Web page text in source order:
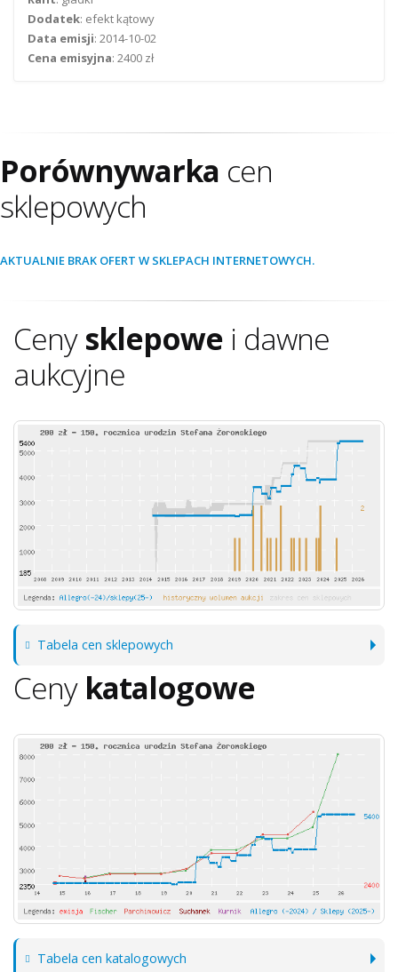
Dodatek: efekt kątowy
Data emisji: 2014-10-02
Cena emisyjna: 2400 zł
Porównywarka cen
sklepowych
AKTUALNIE BRAK OFERT W SKLEPACH INTERNETOWYCH.
Cenysklepowe i dawne
aukcyjne
Tabela cen sklepowych
Ceny katalogowe
Tabela cen katalogowych